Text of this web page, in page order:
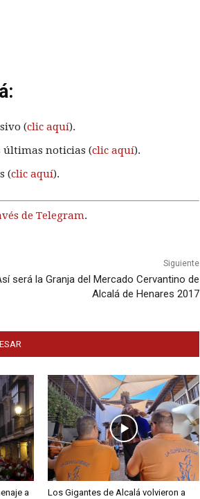
(clic aquí).
últimas noticias (clic aquí).
(clic aquí).
de Telegram.
Siguiente
será la Granja del Mercado Cervantino de
Alcalá de Henares 2017
a
Los Gigantes de Alcalá volvieron a